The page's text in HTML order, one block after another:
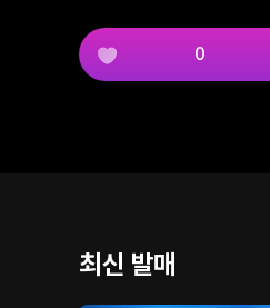
0
최신 발매